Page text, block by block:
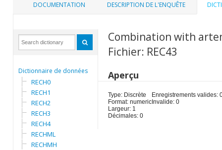
DOCUMENTATION DESCRIPTION DE L'ENQUÊTE
Dictionnaire de données
RECH0
RECH1
RECH2
RECH3
RECH4
RECHML
RECHMH
Combination with
Fichier: REC43
Aperçu
Type: Discrète
Format: numeric
Largeur: 1
Décimales: 0
Enregistrements valides:
Invalide: 0